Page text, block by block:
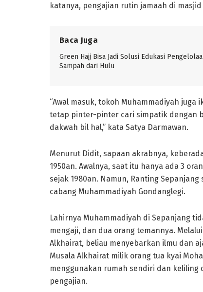
katanya, pengajian rutin jamaah di
Baca Juga
Green Hajj Bisa Jadi Solusi Edukasi
Sampah dari Hulu
“Awal masuk, tokoh Muhammadiyah
tetap pinter-pinter cari simpatik dengan
dakwah bil hal,” kata Satya Darmawan.
Menurut Didit, sapaan akrabnya,
1950an. Awalnya, saat itu hanya ada 3
sejak 1980an. Namun, Ranting
cabang Muhammadiyah Gondanglegi.
Lahirnya Muhammadiyah di Sepanjang
mengaji, dan dua orang temannya.
Alkhairat, beliau menyebarkan ilmu dan
Musala Alkhairat milik orang tua kyai
menggunakan rumah sendiri dan
pengajian.